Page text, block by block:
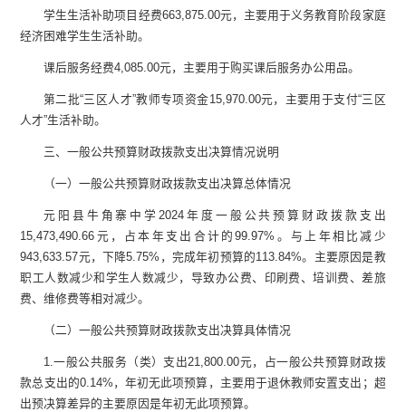
学生生活补助项目经费663,875.00元，主要用于义务教育阶段家庭
经济困难学生生活补助。
课后服务经费4,085.00元，主要用于购买课后服务办公用品。
第二批“三区人才”教师专项资金15,970.00元，主要用于支付“三区
人才”生活补助。
三、一般公共预算财政拨款支出决算情况说明
（一）一般公共预算财政拨款支出决算总体情况
元阳县牛角寨中学2024 年度一般公共预算财政拨款支出
15,473,490.66 元，占本年支出合计的99.97% 。与上年相比减少
943,633.57元，下降5.75% ，完成年初预算的113.84%。主要原因是教
职工人数减少和学生人数减少，导致办公费、印刷费、培训费、差旅
费、维修费等相对减少。
（二）一般公共预算财政拨款支出决算具体情况
1.一般公共服务（类）支出21,800.00元，占一般公共预算财政拨
款总支出的0.14% ，年初无此项预算，主要用于退休教师安置支出；超
出预决算差异的主要原因是年初无此项预算。